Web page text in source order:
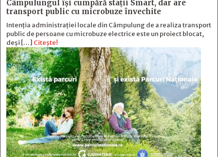
Câmpulungul îşi cumpără staţii Smart, dar are
transport public cu microbuze învechite
Intenția administrației locale din Câmpulung de a realiza transport
public de persoane cu microbuze electrice este un proiect blocat,
deși […] Citește!